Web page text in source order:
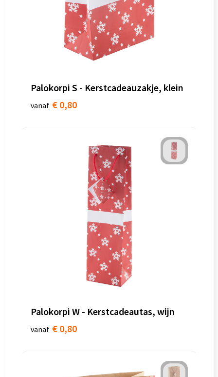
Palokorpi S - Kerstcadeauzakje, klein
vanaf € 0,80
Palokorpi W - Kerstcadeautas, wijn
vanaf € 0,80